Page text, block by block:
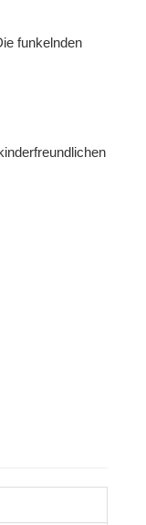
funkelnden